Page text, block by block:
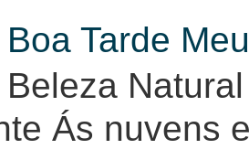
Boa Tarde
Beleza
Ás nuvens